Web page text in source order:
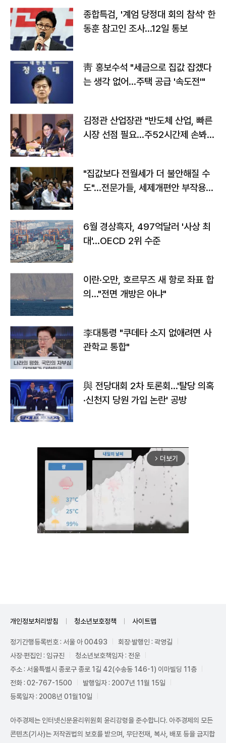
종합특검, '계엄 당정대 회의 참석' 한
동훈 참고인 조사...12일 통보
靑 홍보수석 "세금으로 집값 잡겠다
는 생각 없어…주택 공급 '속도전'"
김정관 산업장관 "반도체 산업, 빠른
시장 선점 필요…주52시간제 손봐
"집값보다 전월세가 더 불안해질 수
도"…전문가들, 세제개편안 부작용
6월 경상흑자, 497억달러 '사상 최
대'…OECD 2위 수준
이란·오만, 호르무즈 새 항로 좌표 합
의…"전면 개방은 아냐"
李대통령 "쿠데타 소지 없애려면 사
관학교 통합"
與 전당대회 2차 토론회…'탈당 의혹
·신천지 당원 가입 논란' 공방
arrow_forward_ios 더보기
개인정보처리방침 청소년보호정책 사이트맵
정기간행등록번호 : 서울 아 00493
회장·발행인 : 곽영길
사장·편집인 : 임규진
청소년보호책임자 : 전운
주소 : 서울특별시 종로구 종로 1길 42(수송동 146-1) 이마빌딩 11층
전화 : 02-767-1500
발행일자 : 2007년 11월 15일
등록일자 : 2008년 01월10일
아주경제는 인터넷신문윤리위원회 윤리강령을 준수합니다. 아주경제의 모든
콘텐츠(기사)는 저작권법의 보호를 받으며, 무단전재, 복사, 배포 등을 금지합